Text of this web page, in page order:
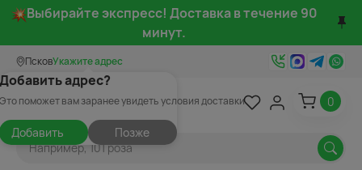
Выбирайте экспресс! Доставка в течение 90
минут.
ПсковУкажите адрес
адрес?
поможет вам заранее увидеть условия доставки
Добавить Позже
0